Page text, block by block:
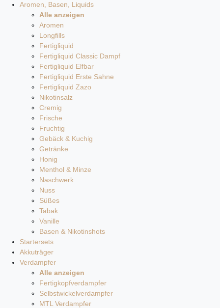
Aromen, Basen, Liquids
Alle anzeigen
Aromen
Longfills
Fertigliquid
Fertigliquid Classic Dampf
Fertigliquid Elfbar
Fertigliquid Erste Sahne
Fertigliquid Zazo
Nikotinsalz
Cremig
Frische
Fruchtig
Gebäck & Kuchig
Getränke
Honig
Menthol & Minze
Naschwerk
Nuss
Süßes
Tabak
Vanille
Basen & Nikotinshots
Startersets
Akkuträger
Verdampfer
Alle anzeigen
Fertigkopfverdampfer
Selbstwickelverdampfer
MTL Verdampfer